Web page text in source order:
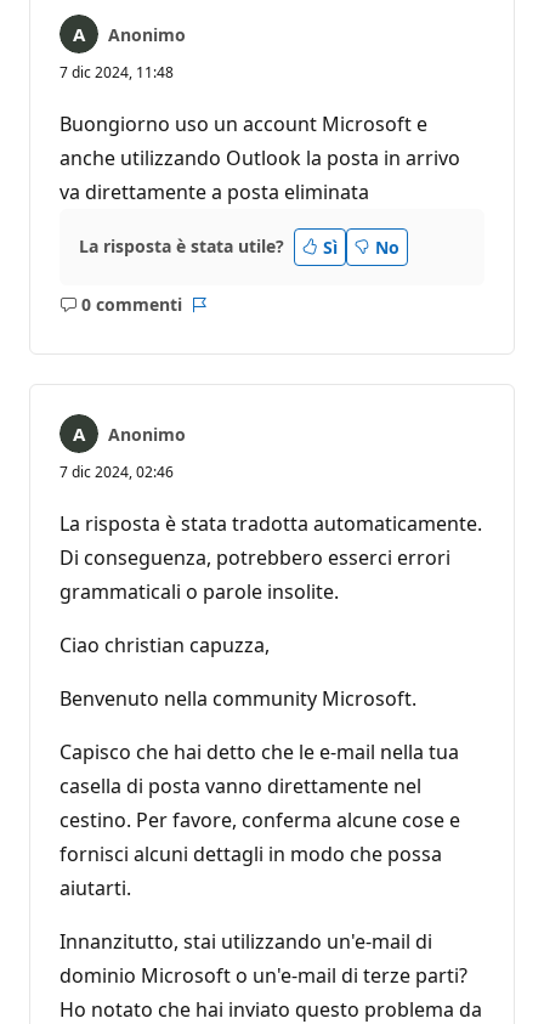
Anonimo
7 dic 2024, 11:48
Buongiorno uso un account Microsoft e
anche utilizzando Outlook la posta in arrivo
va direttamente a posta eliminata
La risposta è stata utile? Sì No
0 commenti
Nessun
Anonimo
7 dic 2024, 02:46
La risposta è stata tradotta automaticamente.
Di conseguenza, potrebbero esserci errori
grammaticali o parole insolite.
Ciao christian capuzza,
Benvenuto nella community Microsoft.
Capisco che hai detto che le e-mail nella tua
casella di posta vanno direttamente nel
cestino. Per favore, conferma alcune cose e
fornisci alcuni dettagli in modo che possa
aiutarti.
Innanzitutto, stai utilizzando un'e-mail di
dominio Microsoft o un'e-mail di terze parti?
Ho notato che hai inviato questo problema da